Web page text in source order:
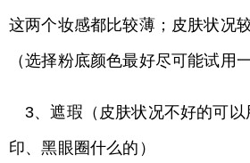
这两个妆感都比较薄；皮肤状况
（选择粉底颜色最好尽可能试用
3、遮瑕（皮肤状况不好的可
印、黑眼圈什么的）